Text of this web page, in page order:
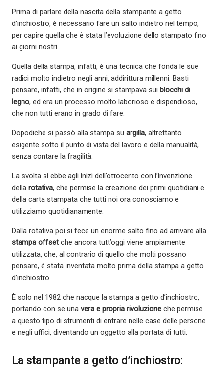
Prima di parlare della nascita della stampante a getto
d’inchiostro, è necessario fare un salto indietro nel tempo,
per capire quella che è stata l’evoluzione dello stampato fino
ai giorni nostri.
Quella della stampa, infatti, è una tecnica che fonda le sue
radici molto indietro negli anni, addirittura millenni. Basti
pensare, infatti, che in origine si stampava sui blocchi di
legno, ed era un processo molto laborioso e dispendioso,
che non tutti erano in grado di fare.
Dopodiché si passò alla stampa su argilla, altrettanto
esigente sotto il punto di vista del lavoro e della manualità,
senza contare la fragilità.
La svolta si ebbe agli inizi dell’ottocento con l’invenzione
della rotativa, che permise la creazione dei primi quotidiani e
della carta stampata che tutti noi ora conosciamo e
utilizziamo quotidianamente.
Dalla rotativa poi si fece un enorme salto fino ad arrivare alla
stampa offsetche ancora tutt’oggi viene ampiamente
utilizzata, che, al contrario di quello che molti possano
pensare, è stata inventata molto prima della stampa a getto
d’inchiostro.
È solo nel 1982 che nacque la stampa a getto d’inchiostro,
portando con se una vera e propria rivoluzione che permise
a questo tipo di strumenti di entrare nelle case delle persone
e negli uffici, diventando un oggetto alla portata di tutti.
La stampante a getto d’inchiostro: